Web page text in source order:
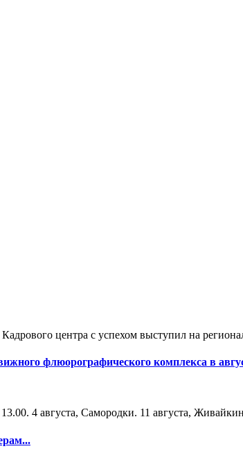
центра с успехом выступил на
флюорографического комплекса в
4 августа, Самородки. 11 августа,